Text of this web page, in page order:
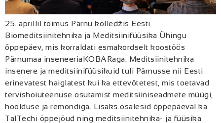
25. aprillil toimus Pärnu kolledžis Eesti
Biomeditsiinitehnika ja Meditsiinifüüsika Ühingu
õppepäev, mis korraldati esmakordselt koostöös
Pärnumaa inseneeriaKOBARaga. Meditsiinitehnika
insenere ja meditsiinifüüsikuid tuli Pärnusse nii Eesti
erinevatest haiglatest kui ka ettevõtetest, mis toetavad
tervishoiuteenuse osutamist meditsiiniseadmete müügi,
hoolduse ja remondiga. Lisaks osalesid õppepäeval ka
TalTechi õppejõud ning meditsiinitehnika- ja füüsika